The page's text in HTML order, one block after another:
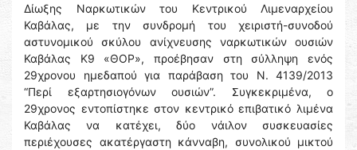
Δίωξης Ναρκωτικών του Κεντρικού Λιμεναρχείου
Καβάλας, με την συνδρομή του χειριστή-συνοδού
αστυνομικού σκύλου ανίχνευσης ναρκωτικών ουσιών
Καβάλας Κ9 «ΘΟΡ», προέβησαν στη σύλληψη ενός
29χρονου ημεδαπού για παράβαση του Ν. 4139/2013
“Περί εξαρτησιογόνων ουσιών”. Συγκεκριμένα, ο
29χρονος εντοπίστηκε στον κεντρικό επιβατικό λιμένα
Καβάλας να κατέχει, δύο νάιλον συσκευασίες
περιέχουσες ακατέργαστη κάνναβη, συνολικού μικτού